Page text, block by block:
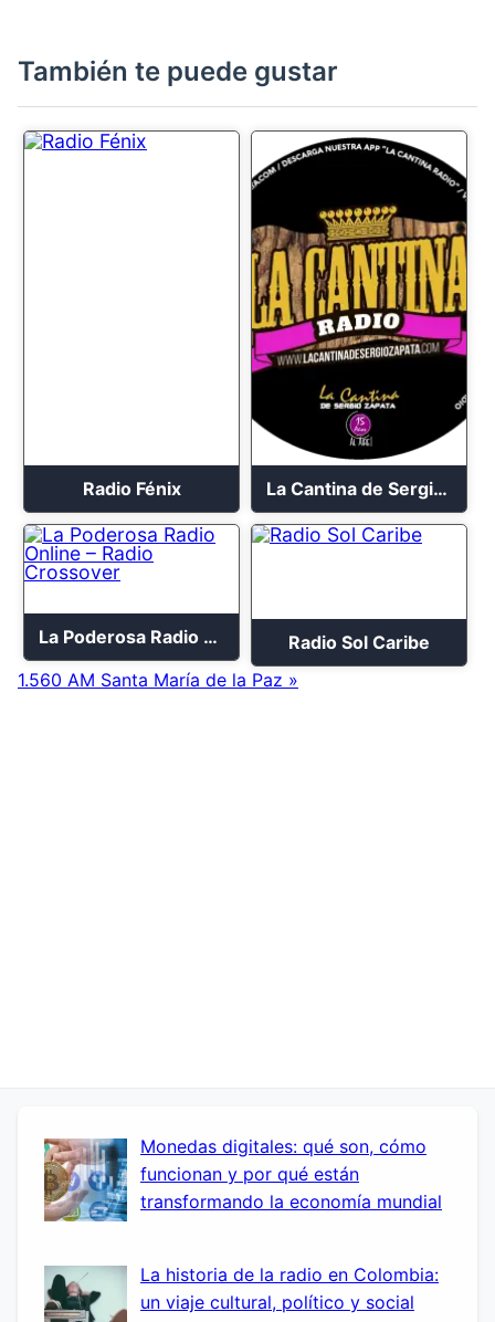
Monedas digitales: qué son, cómo
funcionan y por qué están
transformando la economía mundial
La historia de la radio en Colombia:
un viaje cultural, político y social
También te puede gustar
Radio Fénix La Cantina de Sergio Zapata
La Poderosa Radio Online – Radio Crossover
Radio Sol Caribe
1.560 AM Santa María de la Paz »